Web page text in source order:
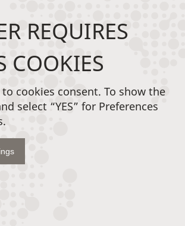
REQUIRES
COOKIES
cookies consent. To show the
select “YES” for Preferences